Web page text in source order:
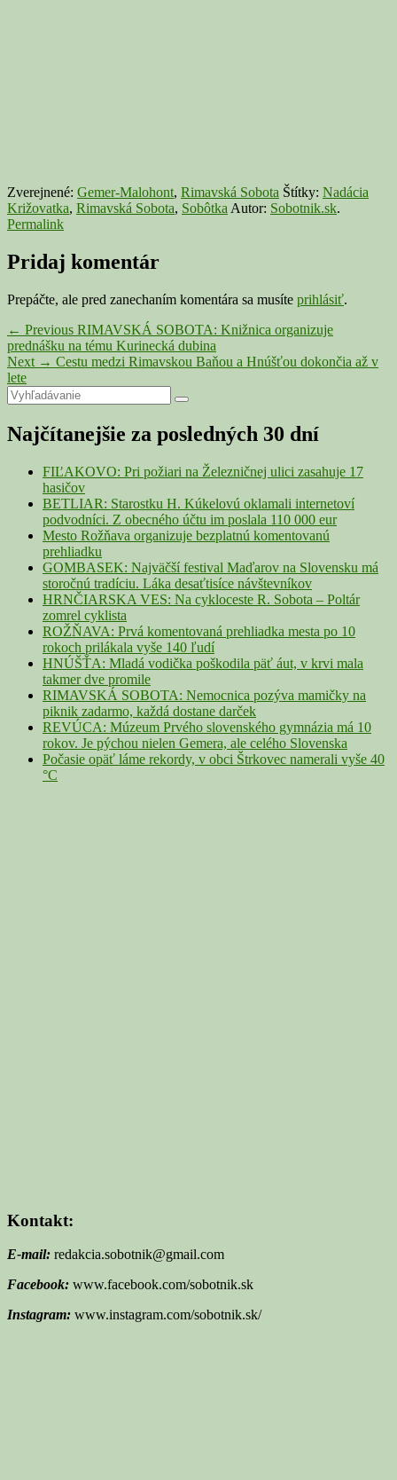
Zverejnené: Gemer-Malohont, Rimavská Sobota Štítky: Nadácia
Križovatka, Rimavská Sobota, Sobôtka Autor: Sobotnik.sk.
Permalink
Pridaj komentár
Prepáčte, ale pred zanechaním komentára sa musíte prihlásiť.
Navigácia
v
článku
← Previous Previous
post:
RIMAVSKÁ SOBOTA: Knižnica organizuje
prednášku na tému Kurinecká dubina
Next → Next
Cestu medzi Rimavskou Baňou a Hnúšťou dokončia až v
lete
Primary
Sidebar
Widget
Area
Search
for:
Search
Najčítanejšie za posledných 30 dní
FIĽAKOVO: Pri požiari na Železničnej ulici zasahuje 17
hasičov
BETLIAR: Starostku H. Kúkelovú oklamali internetoví
podvodníci. Z obecného účtu im poslala 110 000 eur
Mesto Rožňava organizuje bezplatnú komentovanú
prehliadku
GOMBASEK: Najväčší festival Maďarov na Slovensku má
storočnú tradíciu. Láka desaťtisíce návštevníkov
HRNČIARSKA VES: Na cykloceste R. Sobota – Poltár
zomrel cyklista
ROŽŇAVA: Prvá komentovaná prehliadka mesta po 10
rokoch prilákala vyše 140 ľudí
HNÚŠŤA: Mladá vodička poškodila päť áut, v krvi mala
takmer dve promile
RIMAVSKÁ SOBOTA: Nemocnica pozýva mamičky na
piknik zadarmo, každá dostane darček
REVÚCA: Múzeum Prvého slovenského gymnázia má 10
rokov. Je pýchou nielen Gemera, ale celého Slovenska
Počasie opäť láme rekordy, v obci Štrkovec namerali vyše 40
°C
Kontakt:
E-mail: redakcia.sobotnik@gmail.com
Facebook: www.facebook.com/sobotnik.sk
Instagram: www.instagram.com/sobotnik.sk/